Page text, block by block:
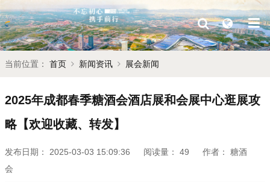
当前位置： 首页 新闻资讯 展会新闻
2025年成都春季糖酒会酒店展和会展中心逛展攻
略【欢迎收藏、转发】
发布日期： 2025-03-03 15:09:36 阅读量： 49 作者：
糖酒
会